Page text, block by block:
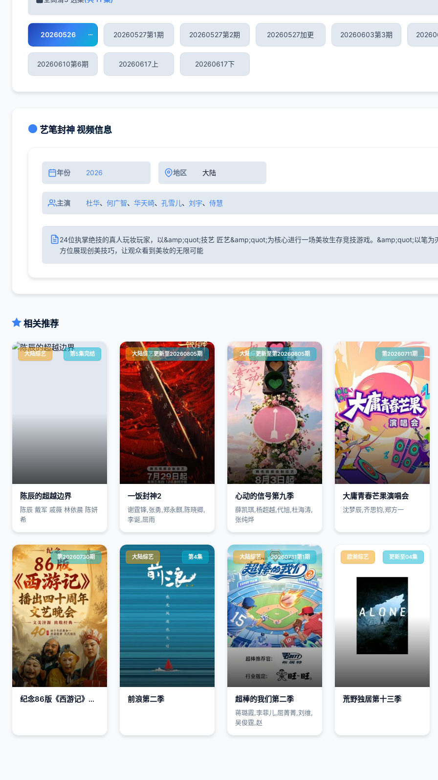
20260526 20260527第1期 20260527第2期 20260527加更 20260603第3期
20260610第6期 20260617上 20260617下
艺笔封神 视频信息
年份 2026 地区 大陆
主演 杜华、 何广智、 华天崎、 孔雪儿、 刘宇、 侍慧
24位执掌绝技的真人玩妆玩家，以&amp;quot;技艺 匠艺&amp;quot;为核心进行一场美妆生存竞技游戏。&amp;quot;以笔
方位展现创美技巧，让观众看到美妆的无限可能
相关推荐
大陆综艺 第5集完结
陈辰的超越边界
陈辰 戴军 戚薇 林依晨 陈妍
希
大陆综艺更新至20260805期
一饭封神2
谢霆锋,张勇,郑永麒,陈晓卿,
李诞,屈雨
大陆综艺更新至第20260805期
心动的信号第九季
薛凯琪,杨超越,代旭,杜海涛,
张纯烨
第20260711期
大庸青春芒果演唱会
沈梦辰,齐思钧,郑方一
第20260730期
纪念86版《西游记》播出四十周年文艺晚会
大陆综艺 第4集
前浪第二季
大陆综艺 20260731第1期
超棒的我们第二季​
蒋璐霞,李菲儿,屈菁菁,刘维,
吴俊霆,赵
欧美综艺 更新至04集
荒野独居第十三季